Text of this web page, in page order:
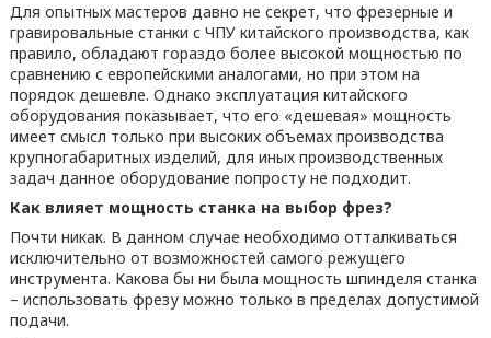
Для опытных мастеров давно не секрет, что фрезерные и
гравировальные станки с ЧПУ китайского производства, как
правило, обладают гораздо более высокой мощностью по
сравнению с европейскими аналогами, но при этом на
порядок дешевле. Однако эксплуатация китайского
оборудования показывает, что его «дешевая» мощность
имеет смысл только при высоких объемах производства
крупногабаритных изделий, для иных производственных
задач данное оборудование попросту не подходит.
Как влияет мощность станка на выбор фрез?
Почти никак. В данном случае необходимо отталкиваться
исключительно от возможностей самого режущего
инструмента. Какова бы ни была мощность шпинделя станка
– использовать фрезу можно только в пределах допустимой
подачи.